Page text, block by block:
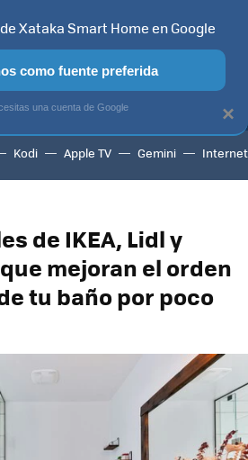
NUEVO
SMART TV
Kodi Apple TV Gemini Internet
de IKEA, Lidl y
mejoran el orden
tu baño por poco
×
Xataka Smart Home en Google
como fuente preferida
una cuenta de Google